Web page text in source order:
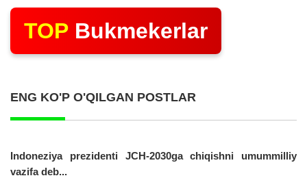
TOP Bukmekerlar
ENG KO'P O'QILGAN POSTLAR
Indoneziya prezidenti JCH-2030ga chiqishni umummilliy
vazifa deb...